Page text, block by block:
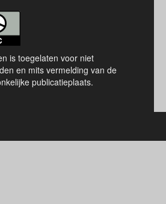
is toegelaten voor niet
en mits vermelding van de
publicatieplaats.